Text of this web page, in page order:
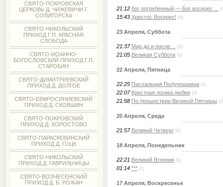
СВЯТО-ПОКРОВСКАЯ
ЦЕРКОВЬ Д. ЧИЖЕВИЧИ Г.
СОЛИГОРСКА
СВЯТО-НИКОЛЬСКИЙ
ПРИХОД Г.П. КРАСНАЯ
СЛОБОДА
СВЯТО-ИОАННО-
БОГОСЛОВСКИЙ ПРИХОД Г.П.
СТАРОБИН
СВЯТО-ДИМИТРИЕВСКИЙ
ПРИХОД Д. ДОЛГОЕ
СВЯТО-ЕВФРОСИНИЕВСКИЙ
ПРИХОД Д. СКОВШИН
СВЯТО-ПОКРОВСКИЙ
ПРИХОД Д. ХОРОСТОВО
СВЯТО-ПАРАСКЕВИНСКИЙ
ПРИХОД Д. ГОЦК
СВЯТО-НИКОЛЬСКИЙ
ПРИХОД Д. ГАВРИЛЬЧИЦЫ
СВЯТО-ВОЗНЕСЕНСКИЙ
ПРИХОД Д. Б. РОЖАН
21:12 бог погребенный — Бог воскрес ...
15:43 Христос Воскрес! (0)
23 Апреля, Суббота
21:37 Мир до и после… (0)
21:05 Великая Суббота (0)
22 Апреля, Пятница
22:25 Пасхальная Полунощница (0)
22:07 Крестная логика любви (0)
21:58 По прошествии Великой Пятницы
20 Апреля, Среда
21:57 Великий Четверг (0)
18 Апреля, Понедельник
22:21 Великий Вторник (0)
01:14 *** (1)
17 Апреля, Воскресенье